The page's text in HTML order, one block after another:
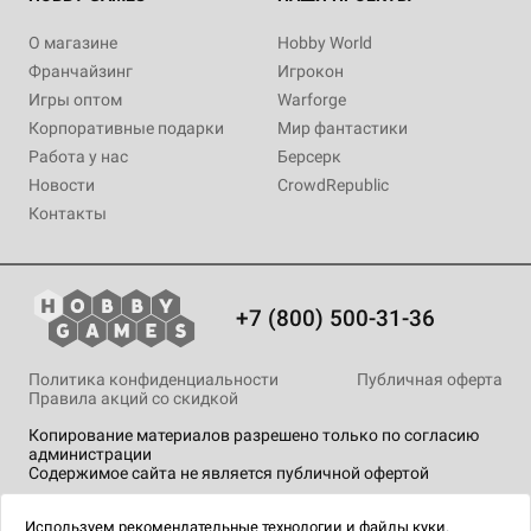
Уведомить о наличии Купить
Купить
О магазине
Франчайзинг
Игры оптом
Корпоративные подарки
Работа у нас
Новости
Контакты
Hobby World
Игрокон
Warforge
Мир фантастики
Берсерк
CrowdRepublic
+7 (800) 500-31-36
Копирование материалов разрешено только по согласию
администрации
Содержимое сайта не является публичной офертой
Политика конфиденциальности
Публичная оферта
Правила акций со скидкой
технологии.
Используем рекомендательные технологии и файлы куки.